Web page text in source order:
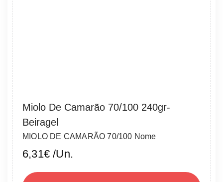
Miolo De Camarão 70/100 240gr-
Beiragel
MIOLO DE CAMARÃO 70/100 Nome
6,31€ /Un.